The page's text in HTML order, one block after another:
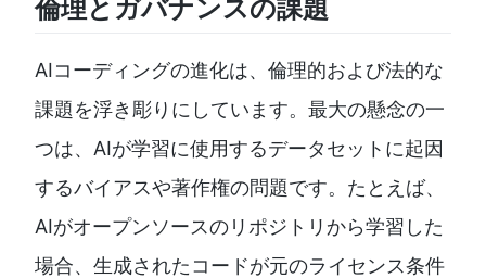
倫理とガバナンスの課題
AIコーディングの進化は、倫理的および法的な
課題を浮き彫りにしています。最大の懸念の一
つは、AIが学習に使用するデータセットに起因
するバイアスや著作権の問題です。たとえば、
AIがオープンソースのリポジトリから学習した
場合、生成されたコードが元のライセンス条件